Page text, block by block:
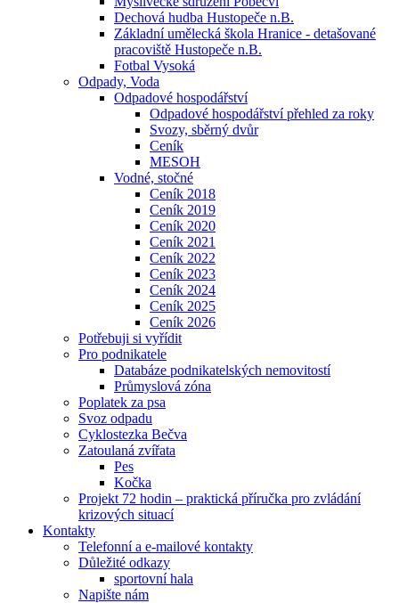
Dechová hudba Hustopeče n.B.
Základní umělecká škola Hranice - detašované
pracoviště Hustopeče n.B.
Fotbal Vysoká
Odpady, Voda
Odpadové hospodářství
Odpadové hospodářství přehled za roky
Svozy, sběrný dvůr
Ceník
MESOH
Vodné, stočné
Ceník 2018
Ceník 2019
Ceník 2020
Ceník 2021
Ceník 2022
Ceník 2023
Ceník 2024
Ceník 2025
Ceník 2026
Potřebuji si vyřídit
Pro podnikatele
Databáze podnikatelských nemovitostí
Průmyslová zóna
Poplatek za psa
Svoz odpadu
Cyklostezka Bečva
Zatoulaná zvířata
Pes
Kočka
Projekt 72 hodin – praktická příručka pro zvládání
krizových situací
Kontakty
Telefonní a e-mailové kontakty
Důležité odkazy
sportovní hala
Napište nám